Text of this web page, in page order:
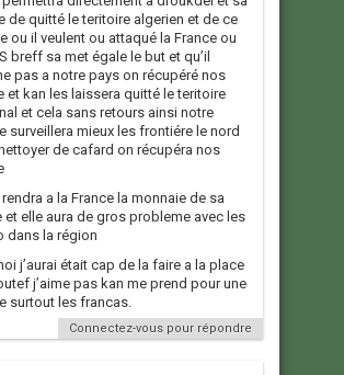
de quitté le teritoire algerien et de ce
ou il veulent ou attaqué la France ou
breff sa met égale le but et qu’il
pas a notre pays on récupéré nos
et kan les laissera quitté le teritoire
et cela sans retours ainsi notre
surveillera mieux les frontiére le nord
de cafard on récupéra nos
a la France la monnaie de sa
et elle aura de gros probleme avec les
dans la région
j’aurai était cap de la faire a la place
j’aime pas kan me prend pour une
surtout les francas.
Connectez-vous pour répondre